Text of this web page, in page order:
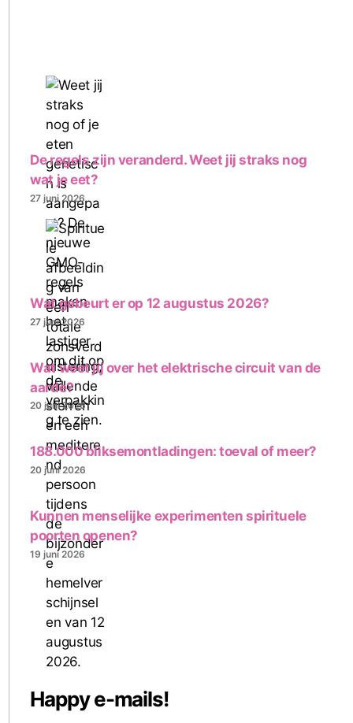
De regels zijn veranderd. Weet jij straks nog
wat je eet?
27 juni 2026
Wat gebeurt er op 12 augustus 2026?
27 juni 2026
Wat weet jij over het elektrische circuit van de
aarde?
20 juni 2026
188.000 bliksemontladingen: toeval of meer?
20 juni 2026
Kunnen menselijke experimenten spirituele
poorten openen?
19 juni 2026
Happy e-mails!